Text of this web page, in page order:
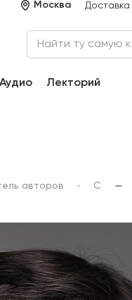
Москва Доставка
Аудио Лекторий
авторов С